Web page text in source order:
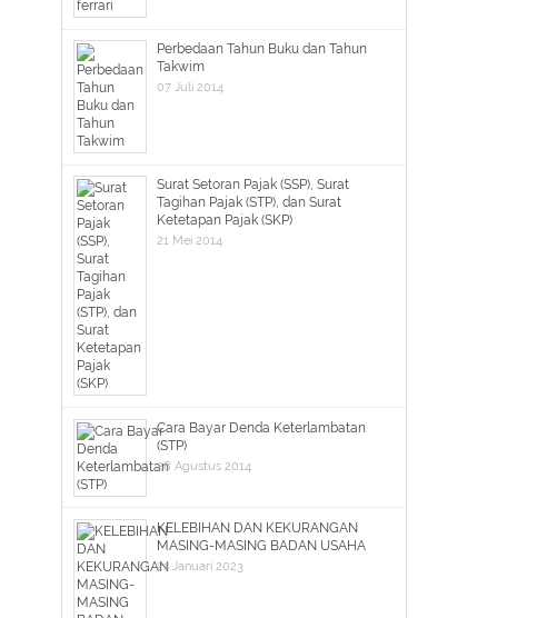
Perbedaan Tahun Buku dan Tahun
Takwim
07 Juli 2014
Surat Setoran Pajak (SSP), Surat
Tagihan Pajak (STP), dan Surat
Ketetapan Pajak (SKP)
21 Mei 2014
Cara Bayar Denda Keterlambatan
(STP)
28 Agustus 2014
KELEBIHAN DAN KEKURANGAN
MASING-MASING BADAN USAHA
21 Januari 2023